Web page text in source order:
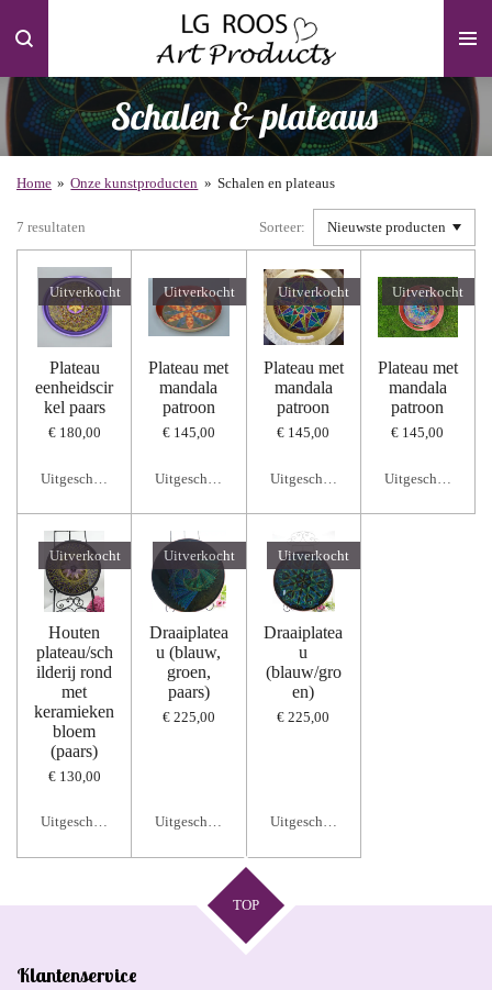
direct
hoofdinhoud
Schalen & plateaus
Home » Onze kunstproducten » Schalen en plateaus
7 resultaten Sorteer:
Uitverkocht
Plateau
eenheidscir
kel paars
€ 180,00
Uitgeschakeld
Uitverkocht
Plateau met
mandala
patroon
€ 145,00
Uitgeschakeld
Uitverkocht
Plateau met
mandala
patroon
€ 145,00
Uitgeschakeld
Uitverkocht
Plateau met
mandala
patroon
€ 145,00
Uitgeschakeld
Uitverkocht
Houten
plateau/sch
ilderij rond
met
keramieken
bloem
(paars)
€ 130,00
Uitgeschakeld
Uitverkocht
Draaiplatea
u (blauw,
groen,
paars)
€ 225,00
Uitgeschakeld
Uitverkocht
Draaiplatea
u
(blauw/gro
en)
€ 225,00
Uitgeschakeld
TOP
Klantenservice